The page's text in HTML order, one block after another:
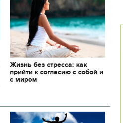
Жизнь без стресса: как
прийти к согласию с собой и
с миром